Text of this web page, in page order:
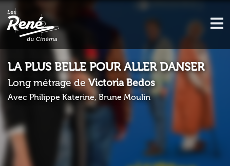
LA PLUS BELLE POUR ALLER DANSER
Long métrage deVictoria Bedos
Avec Philippe Katerine, Brune Moulin